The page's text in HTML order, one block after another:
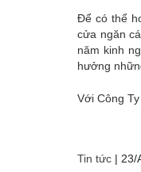
Để có thể
cửa ngăn
năm kinh
hưởng
Với Công
Tin tức | 23/